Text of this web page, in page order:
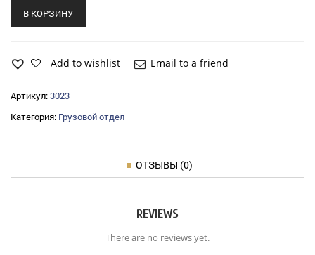
В КОРЗИНУ
Add to wishlist Email to a friend
Артикул:3023
Категория: Грузовой отдел
ОТЗЫВЫ (0)
REVIEWS
There are no reviews yet.